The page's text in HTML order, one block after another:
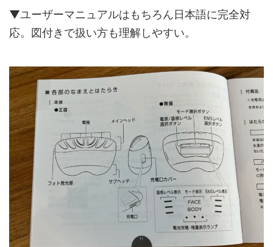
▼ユーザーマニュアルはもちろん日本語に完全対
応。図付きで扱い方も理解しやすい。